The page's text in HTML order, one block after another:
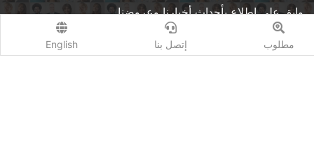
وابق على اطلاع بأحداث أخبارنا وعروضنا
مطلوب إتصل بنا English